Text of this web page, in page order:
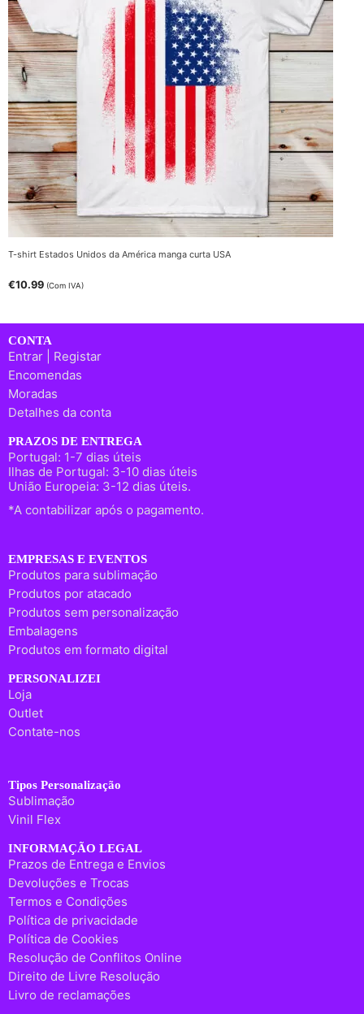
T-shirt Estados Unidos da América manga curta USA
€10.99 (Com IVA)
CONTA
Entrar | Registar
Encomendas
Moradas
Detalhes da conta
PRAZOS DE ENTREGA
Portugal: 1-7 dias úteis
Ilhas de Portugal: 3-10 dias úteis
União Europeia: 3-12 dias úteis.
*A contabilizar após o pagamento.
EMPRESAS E EVENTOS
Produtos para sublimação
Produtos por atacado
Produtos sem personalização
Embalagens
Produtos em formato digital
PERSONALIZEI
Loja
Outlet
Contate-nos
Tipos Personalização
Sublimação
Vinil Flex
INFORMAÇÃO LEGAL
Prazos de Entrega e Envios
Devoluções e Trocas
Termos e Condições
Política de privacidade
Política de Cookies
Resolução de Conflitos Online
Direito de Livre Resolução
Livro de reclamações